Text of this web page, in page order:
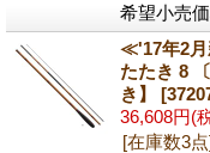
希望小売
≪'17年2月
たたき 8
き】
36,608円(
[在庫数3